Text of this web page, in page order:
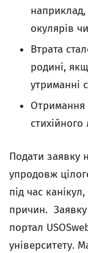
окулярів
Втрата
родині,
утриманні
Отримання
Подати заявку
упродовж
під час
причин.
портал
університету.